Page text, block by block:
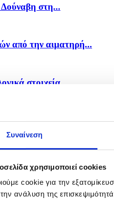
Συναίνεση
χρησιμοποιεί cookies
cookie για την
ανάλυση της
Δούναβη στη...
από την αιματηρή...
στοιχεία